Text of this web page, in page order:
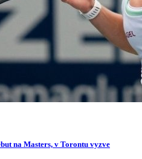
na Masters, v Torontu vyzve